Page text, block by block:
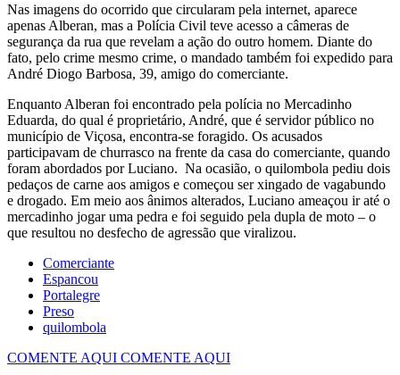
Nas imagens do ocorrido que circularam pela internet, aparece
apenas Alberan, mas a Polícia Civil teve acesso a câmeras de
segurança da rua que revelam a ação do outro homem. Diante do
fato, pelo crime mesmo crime, o mandado também foi expedido para
André Diogo Barbosa, 39, amigo do comerciante.
Enquanto Alberan foi encontrado pela polícia no Mercadinho
Eduarda, do qual é proprietário, André, que é servidor público no
município de Viçosa, encontra-se foragido. Os acusados
participavam de churrasco na frente da casa do comerciante, quando
foram abordados por Luciano. Na ocasião, o quilombola pediu dois
pedaços de carne aos amigos e começou ser xingado de vagabundo
e drogado. Em meio aos ânimos alterados, Luciano ameaçou ir até o
mercadinho jogar uma pedra e foi seguido pela dupla de moto – o
que resultou no desfecho de agressão que viralizou.
Comerciante
Espancou
Portalegre
Preso
quilombola
COMENTE AQUI COMENTE AQUI